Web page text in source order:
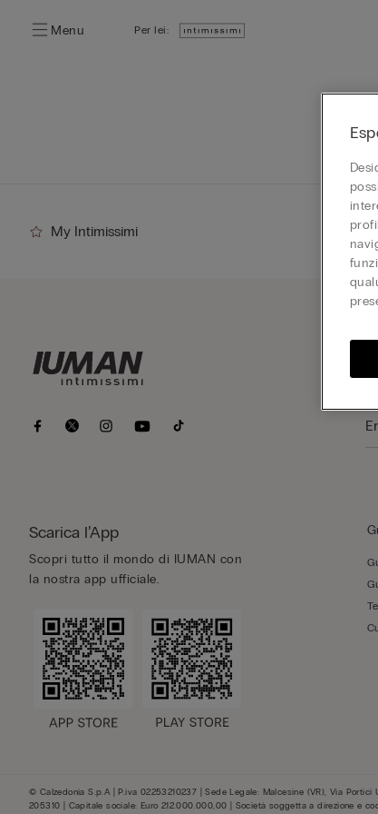
Menu Per lei:
My Intimissimi
Scarica l’App
Scopri tutto il mondo di IUMAN con
la nostra app ufficiale.
© Calzedonia S.p.A | P.iva 02253210237 | Sede Legale: Malcesine (VR), Via
205310 | Capitale sociale: Euro 212.000.000,00 | Società soggetta a direzione e